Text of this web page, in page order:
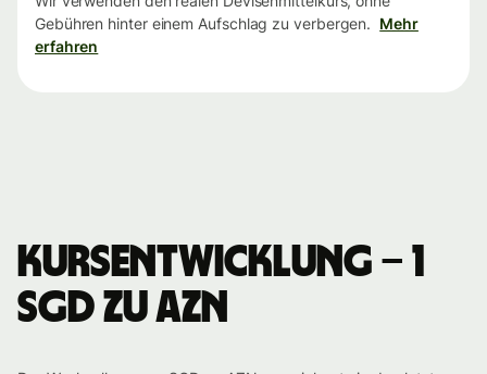
Gebühren hinter einem Aufschlag zu verbergen. Mehr
erfahren
Kursentwicklung – 1
SGD zu AZN